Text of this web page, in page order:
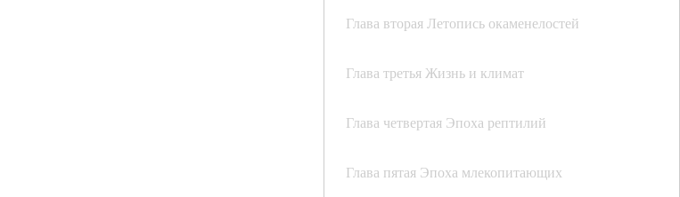
Глава вторая Летопись окаменелостей
Глава третья Жизнь и климат
Глава четвертая Эпоха рептилий
Глава пятая Эпоха млекопитающих